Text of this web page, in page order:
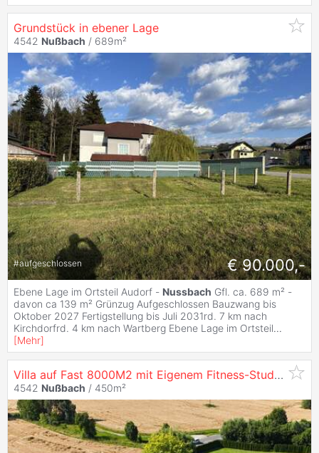
Grundstück in ebener Lage
4542 Nußbach / 689m²
#aufgeschlossen € 90.000,-
Ebene Lage im Ortsteil Audorf - Nussbach Gfl. ca. 689 m² -
davon ca 139 m² Grünzug Aufgeschlossen Bauzwang bis
Oktober 2027 Fertigstellung bis Juli 2031rd. 7 km nach
Kirchdorfrd. 4 km nach Wartberg Ebene Lage im Ortsteil...
[Mehr]
Villa auf Fast 8000M2 mit Eigenem Fitness-Studio, 3 Garagen, Carport, Etc.
4542 Nußbach / 450m²